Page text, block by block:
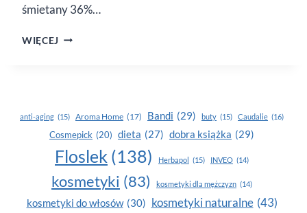
śmietany 36%…
WIĘCEJ SERNIK
anti-aging (15) Aroma Home (17) Bandi (29) buty (15) Caudalie (16)
Cosmepick (20) dieta (27) dobra książka (29)
Floslek (138) Herbapol (15) INVEO (14)
kosmetyki (83) kosmetyki dla mężczyzn (14)
kosmetyki do włosów (30) kosmetyki naturalne (43)